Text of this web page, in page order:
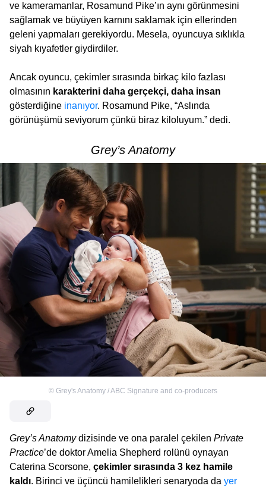
ve kameramanlar, Rosamund Pike’ın aynı görünmesini
sağlamak ve büyüyen karnını saklamak için ellerinden
geleni yapmaları gerekiyordu. Mesela, oyuncuya sıklıkla
siyah kıyafetler giydirdiler.
Ancak oyuncu, çekimler sırasında birkaç kilo fazlası
olmasının karakterini daha gerçekçi, daha insan
gösterdiğine inanıyor. Rosamund Pike, “Aslında
görünüşümü seviyorum çünkü biraz kiloluyum.” dedi.
Grey’s Anatomy
© Grey's Anatomy / ABC Signature and co-producers
Grey’s Anatomydizisinde ve ona paralel çekilen Private
Practice’de doktor Amelia Shepherd rolünü oynayan
Caterina Scorsone, çekimler sırasında 3 kez hamile
kaldı. Birinci ve üçüncü hamilelikleri senaryoda da yer